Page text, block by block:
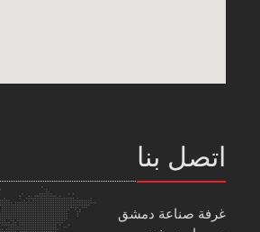
اتصل بنا
غرفة صناعة دمشق